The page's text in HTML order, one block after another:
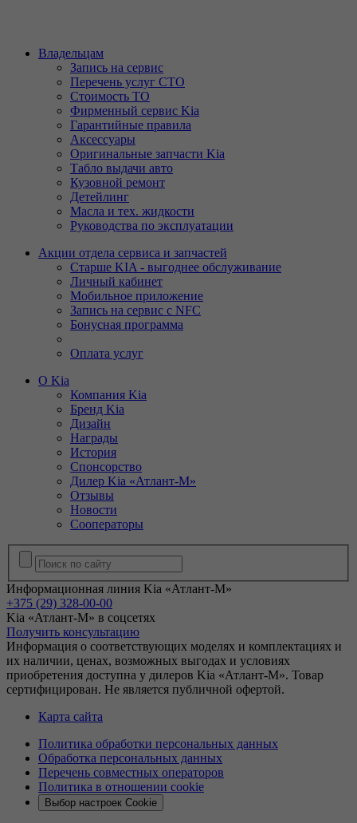
Владельцам
Запись на сервис
Перечень услуг СТО
Стоимость ТО
Фирменный сервис Kia
Гарантийные правила
Аксессуары
Оригинальные запчасти Kia
Табло выдачи авто
Кузовной ремонт
Детейлинг
Масла и тех. жидкости
Руководства по эксплуатации
Акции отдела сервиса и запчастей
Старше KIA - выгоднее обслуживание
Личный кабинет
Мобильное приложение
Запись на сервис с NFC
Бонусная программа
Оплата услуг
О Kia
Компания Kia
Бренд Kia
Дизайн
Награды
История
Спонсорство
Дилер Kia «Атлант-М»
Отзывы
Новости
Сооператоры
Информационная линия Kia «Атлант-М»
+375 (29) 328-00-00
Kia «Атлант-М» в соцсетях
Получить консультацию
Информация о соответствующих моделях и комплектациях и
их наличии, ценах, возможных выгодах и условиях
приобретения доступна у дилеров Kia «Атлант-М». Товар
сертифицирован. Не является публичной офертой.
Карта сайта
Политика обработки персональных данных
Обработка персональных данных
Перечень совместных операторов
Политика в отношении cookie
Выбор настроек Cookie